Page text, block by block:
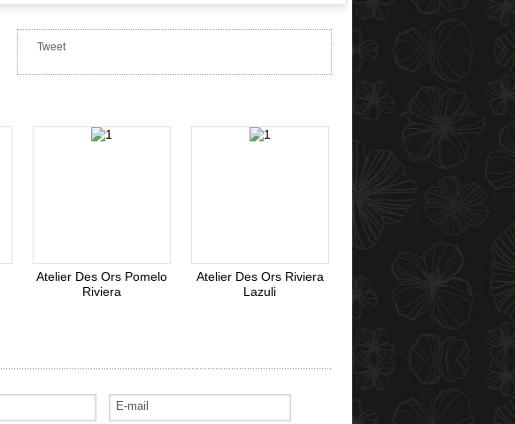
Tweet
Atelier Des Ors Pomelo
Riviera
Atelier Des Ors Riviera
Lazuli